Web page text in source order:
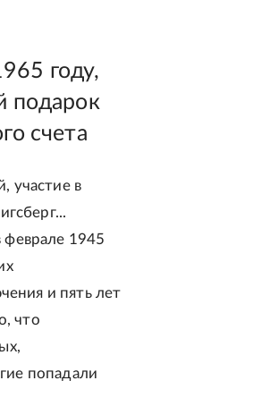
году,
подарок
счета
участие в
1945
и пять лет
что
попадали